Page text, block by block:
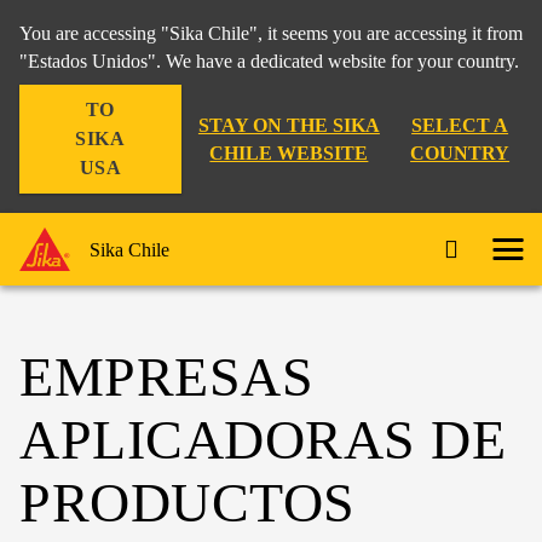
You are accessing "Sika Chile", it seems you are accessing it from
"Estados Unidos". We have a dedicated website for your country.
TO
SIKA
USA
STAY ON THE SIKA
CHILE WEBSITE
SELECT A
COUNTRY
Sika Chile
EMPRESAS
APLICADORAS DE
PRODUCTOS